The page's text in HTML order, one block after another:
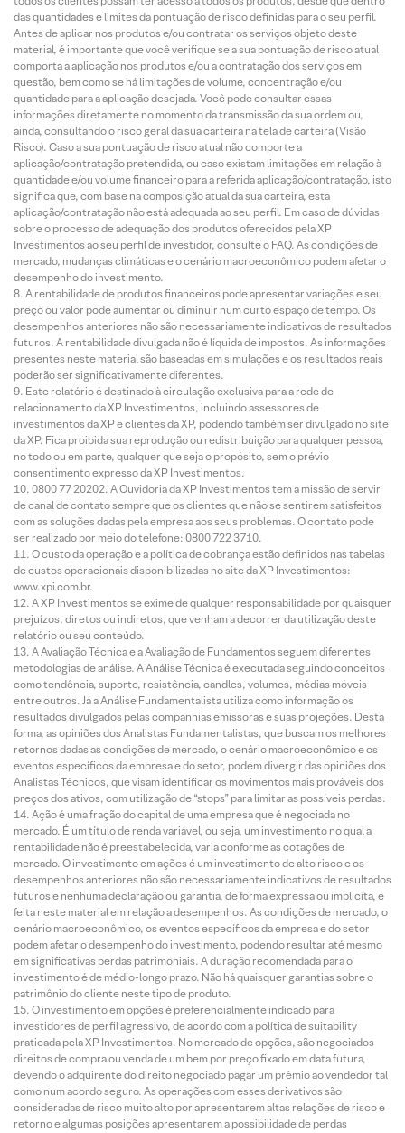
das quantidades e limites da pontuação de risco definidas para o seu perfil.
Antes de aplicar nos produtos e/ou contratar os serviços objeto deste
material, é importante que você verifique se a sua pontuação de risco atual
comporta a aplicação nos produtos e/ou a contratação dos serviços em
questão, bem como se há limitações de volume, concentração e/ou
quantidade para a aplicação desejada. Você pode consultar essas
informações diretamente no momento da transmissão da sua ordem ou,
ainda, consultando o risco geral da sua carteira na tela de carteira (Visão
Risco). Caso a sua pontuação de risco atual não comporte a
aplicação/contratação pretendida, ou caso existam limitações em relação à
quantidade e/ou volume financeiro para a referida aplicação/contratação, isto
significa que, com base na composição atual da sua carteira, esta
aplicação/contratação não está adequada ao seu perfil. Em caso de dúvidas
sobre o processo de adequação dos produtos oferecidos pela XP
Investimentos ao seu perfil de investidor, consulte o FAQ. As condições de
mercado, mudanças climáticas e o cenário macroeconômico podem afetar o
desempenho do investimento.
A rentabilidade de produtos financeiros pode apresentar variações e seu
preço ou valor pode aumentar ou diminuir num curto espaço de tempo. Os
desempenhos anteriores não são necessariamente indicativos de resultados
futuros. A rentabilidade divulgada não é líquida de impostos. As informações
presentes neste material são baseadas em simulações e os resultados reais
poderão ser significativamente diferentes.
Este relatório é destinado à circulação exclusiva para a rede de
relacionamento da XP Investimentos, incluindo assessores de
investimentos da XP e clientes da XP, podendo também ser divulgado no site
da XP. Fica proibida sua reprodução ou redistribuição para qualquer pessoa,
no todo ou em parte, qualquer que seja o propósito, sem o prévio
consentimento expresso da XP Investimentos.
0800 77 20202. A Ouvidoria da XP Investimentos tem a missão de servir
de canal de contato sempre que os clientes que não se sentirem satisfeitos
com as soluções dadas pela empresa aos seus problemas. O contato pode
ser realizado por meio do telefone: 0800 722 3710.
O custo da operação e a política de cobrança estão definidos nas tabelas
de custos operacionais disponibilizadas no site da XP Investimentos:
www.xpi.com.br.
A XP Investimentos se exime de qualquer responsabilidade por quaisquer
prejuízos, diretos ou indiretos, que venham a decorrer da utilização deste
relatório ou seu conteúdo.
A Avaliação Técnica e a Avaliação de Fundamentos seguem diferentes
metodologias de análise. A Análise Técnica é executada seguindo conceitos
como tendência, suporte, resistência, candles, volumes, médias móveis
entre outros. Já a Análise Fundamentalista utiliza como informação os
resultados divulgados pelas companhias emissoras e suas projeções. Desta
forma, as opiniões dos Analistas Fundamentalistas, que buscam os melhores
retornos dadas as condições de mercado, o cenário macroeconômico e os
eventos específicos da empresa e do setor, podem divergir das opiniões dos
Analistas Técnicos, que visam identificar os movimentos mais prováveis dos
preços dos ativos, com utilização de “stops” para limitar as possíveis perdas.
Ação é uma fração do capital de uma empresa que é negociada no
mercado. É um título de renda variável, ou seja, um investimento no qual a
rentabilidade não é preestabelecida, varia conforme as cotações de
mercado. O investimento em ações é um investimento de alto risco e os
desempenhos anteriores não são necessariamente indicativos de resultados
futuros e nenhuma declaração ou garantia, de forma expressa ou implícita, é
feita neste material em relação a desempenhos. As condições de mercado, o
cenário macroeconômico, os eventos específicos da empresa e do setor
podem afetar o desempenho do investimento, podendo resultar até mesmo
em significativas perdas patrimoniais. A duração recomendada para o
investimento é de médio-longo prazo. Não há quaisquer garantias sobre o
patrimônio do cliente neste tipo de produto.
O investimento em opções é preferencialmente indicado para
investidores de perfil agressivo, de acordo com a política de suitability
praticada pela XP Investimentos. No mercado de opções, são negociados
direitos de compra ou venda de um bem por preço fixado em data futura,
devendo o adquirente do direito negociado pagar um prêmio ao vendedor tal
como num acordo seguro. As operações com esses derivativos são
consideradas de risco muito alto por apresentarem altas relações de risco e
retorno e algumas posições apresentarem a possibilidade de perdas